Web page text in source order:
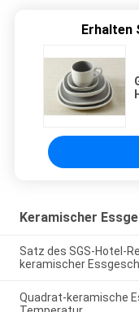
Erhalten
Keramischer
Satz des SGS-Hotel-
keramischer
Quadrat-keramische